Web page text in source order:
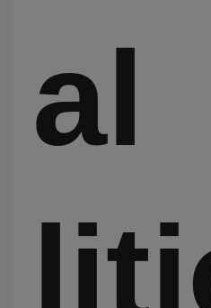
Materiale ricoprente di
Prodotti chimici elettronici
Materiali di OLED
al